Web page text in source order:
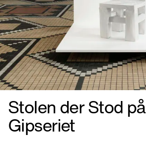
Stolen der Stod på
Gipseriet